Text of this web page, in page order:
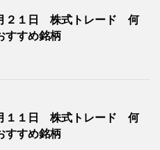
２１日 株式トレード 何
すすめ銘柄
１１日 株式トレード 何
すすめ銘柄